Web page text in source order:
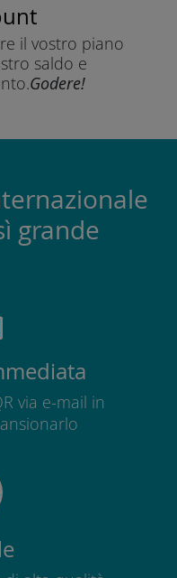
il vostro piano
saldo e
Godere!
grande
via e-mail in